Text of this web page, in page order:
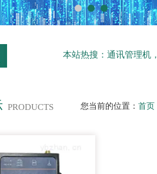
本站热搜：通讯管理机
PRODUCTS 您当前的位置： 首页